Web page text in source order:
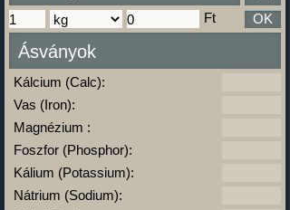
Ft OK
Ásványok
Kálcium (Calc):
Vas (Iron):
Magnézium :
Foszfor (Phosphor):
Kálium (Potassium):
Nátrium (Sodium):